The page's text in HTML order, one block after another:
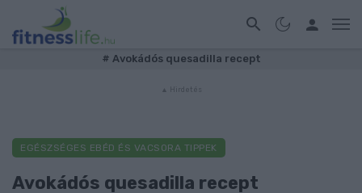
# Avokádós quesadilla recept
EGÉSZSÉGES EBÉD ÉS VACSORA TIPPEK
Avokádós quesadilla recept